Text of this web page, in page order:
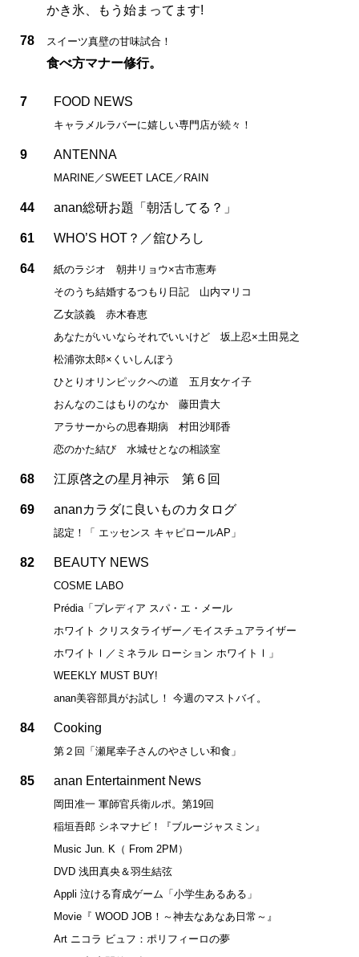
かき氷、もう始まってます!
78 スイーツ真壁の甘味試合！
食べ方マナー修行。
7 FOOD NEWS
キャラメルラバーに嬉しい専門店が続々！
9 ANTENNA
MARINE／SWEET LACE／RAIN
44 anan総研お題「朝活してる？」
61 WHO’S HOT？／舘ひろし
64
紙のラジオ 朝井リョウ×古市憲寿
そのうち結婚するつもり日記 山内マリコ
乙女談義 赤木春恵
あなたがいいならそれでいいけど 坂上忍×土田晃之
松浦弥太郎×くいしんぼう
ひとりオリンピックへの道 五月女ケイ子
おんなのこはもりのなか 藤田貴大
アラサーからの思春期病 村田沙耶香
恋のかた結び 水城せとなの相談室
68 江原啓之の星月神示 第６回
69 ananカラダに良いものカタログ
認定！「 エッセンス キャピロールAP」
82 BEAUTY NEWS
COSME LABO
Prédia「プレディア スパ・エ・メール
ホワイト クリスタライザー／モイスチュアライザー
ホワイトⅠ／ミネラル ローション ホワイトⅠ」
WEEKLY MUST BUY!
anan美容部員がお試し！ 今週のマストバイ。
84 Cooking
第２回「瀬尾幸子さんのやさしい和食」
85 anan Entertainment News
岡田准一 軍師官兵衛ルポ。第19回
稲垣吾郎 シネマナビ！『ブルージャスミン』
Music Jun. K（ From 2PM）
DVD 浅田真央＆羽生結弦
Appli 泣ける育成ゲーム「小学生あるある」
Movie『 WOOD JOB！～神去なあなあ日常～』
Art ニコラ ビュフ：ポリフィーロの夢